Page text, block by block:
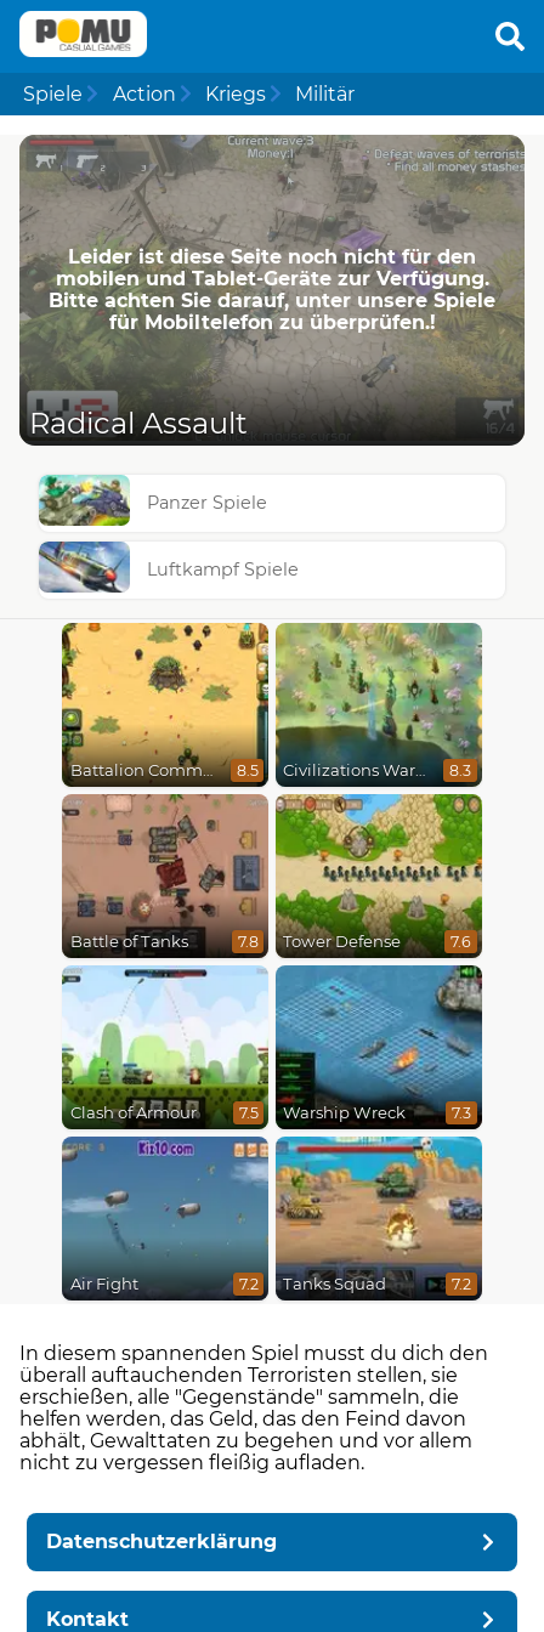
Spiele Action Kriegs Militär
Leider ist diese Seite noch nicht für den
mobilen und Tablet-Geräte zur Verfügung.
Bitte achten Sie darauf, unter unsere Spiele
für Mobiltelefon zu überprüfen.!
Radical Assault
Panzer Spiele
Luftkampf Spiele
Battalion Commander 8.5 Civilizations Wars Master Edition 8.3
Battle of Tanks 7.8 Tower Defense 7.6
Clash of Armour 7.5 Warship Wreck 7.3
Air Fight 7.2 Tanks Squad 7.2
In diesem spannenden Spiel musst du dich den
überall auftauchenden Terroristen stellen, sie
erschießen, alle "Gegenstände" sammeln, die
helfen werden, das Geld, das den Feind davon
abhält, Gewalttaten zu begehen und vor allem
nicht zu vergessen fleißig aufladen.
Datenschutzerklärung
Kontakt